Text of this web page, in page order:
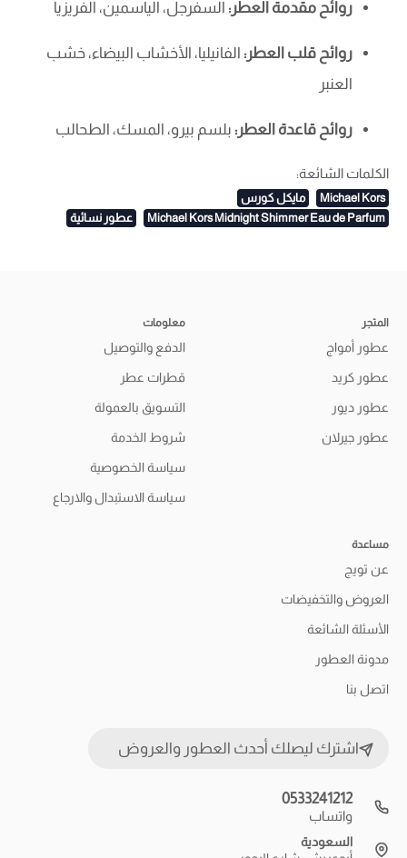
روائح مقدمة العطر: السفرجل، الياسمين، الفريزيا
روائح قلب العطر: الفانيليا، الأخشاب البيضاء، خشب
العنبر
روائح قاعدة العطر: بلسم بيرو، المسك، الطحالب
الكلمات الشائعة:
Michael Kors
مايكل كورس
Michael Kors Midnight Shimmer Eau de Parfum
عطور نسائية
المتجر
عطور أمواج
عطور كريد
عطور ديور
عطور جيرلان
معلومات
الدفع والتوصيل
قطرات عطر
التسويق بالعمولة
شروط الخدمة
سياسة الخصوصية
سياسة الاستبدال والارجاع
مساعدة
عن تويج
العروض والتخفيضات
الأسئلة الشائعة
مدونة العطور
اتصل بنا
اشترك ليصلك أحدث العطور والعروض
0533241212
واتساب
السعودية